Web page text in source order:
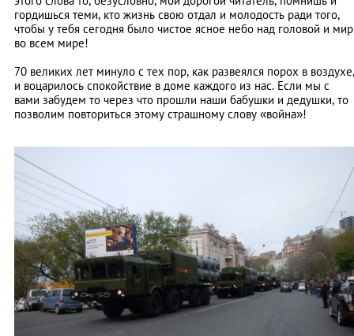
гордишься теми, кто жизнь свою отдал и молодость ради того,
чтобы у тебя сегодня было чистое ясное небо над головой и мир
во всем мире!
70 великих лет минуло с тех пор, как развеялся порох в воздухе,
и воцарилось спокойствие в доме каждого из нас. Если мы с
вами забудем то через что прошли наши бабушки и дедушки, то
позволим повториться этому страшному слову «война»!